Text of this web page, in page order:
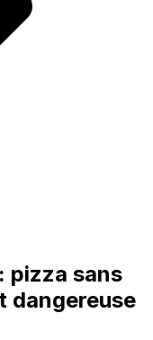
pizza sans
dangereuse